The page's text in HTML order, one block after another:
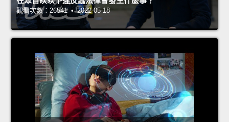
觀看次數：26541 • 2022-05-18